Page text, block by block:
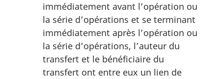
immédiatement avant l’opération ou
la série d’opérations et se terminant
immédiatement après l’opération ou
la série d’opérations, l’auteur du
transfert et le bénéficiaire du
transfert ont entre eux un lien de